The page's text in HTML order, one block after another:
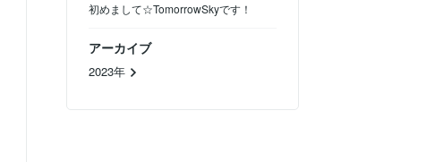
初めまして☆TomorrowSkyです！
アーカイブ
2023年